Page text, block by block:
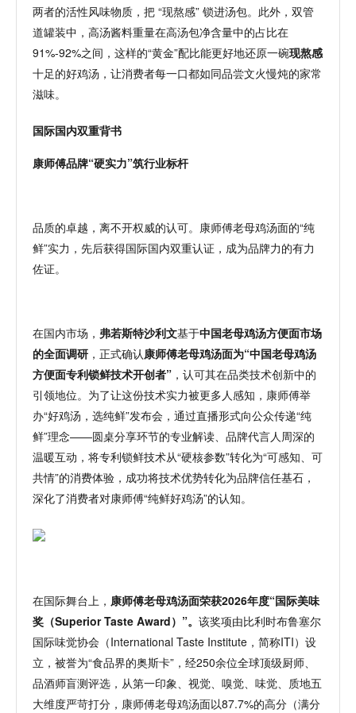
两者的活性风味物质，把 “现熬感” 锁进汤包。此外，双管
道罐装中，高汤酱料重量在高汤包净含量中的占比在
91%-92%之间，这样的“黄金”配比能更好地还原一碗现熬感
十足的好鸡汤，让消费者每一口都如同品尝文火慢炖的家常
滋味。
国际国内双重背书
康师傅品牌“硬实力”筑行业标杆
品质的卓越，离不开权威的认可。康师傅老母鸡汤面的“纯
鲜”实力，先后获得国际国内双重认证，成为品牌力的有力
佐证。
在国内市场， 弗若斯特沙利文基于中国老母鸡汤方便面市场
的全面调研 ，正式确认康师傅老母鸡汤面为“中国老母鸡汤
方便面专利锁鲜技术开创者” ，认可其在品类技术创新中的
引领地位。为了让这份技术实力被更多人感知，康师傅举
办“好鸡汤，选纯鲜”发布会，通过直播形式向公众传递“纯
鲜”理念——圆桌分享环节的专业解读、品牌代言人周深的
温暖互动，将专利锁鲜技术从“硬核参数”转化为“可感知、可
共情”的消费体验，成功将技术优势转化为品牌信任基石，
深化了消费者对康师傅“纯鲜好鸡汤”的认知。
在国际舞台上， 康师傅老母鸡汤面荣获2026年度“国际美味
奖（Superior Taste Award）”。 该奖项由比利时布鲁塞尔
国际味觉协会（International Taste Institute，简称ITI）设
立，被誉为“食品界的奥斯卡”，经250余位全球顶级厨师、
品酒师盲测评选，从第一印象、视觉、嗅觉、味觉、质地五
大维度严苛打分，康师傅老母鸡汤面以87.7%的高分（满分